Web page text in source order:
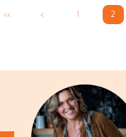
<< < 1 2